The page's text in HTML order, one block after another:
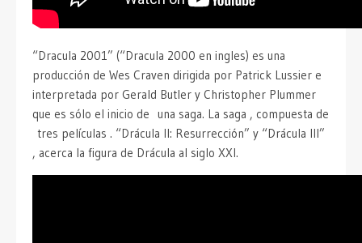
“Dracula 2001” (“Dracula 2000 en ingles) es una
producción de Wes Craven dirigida por Patrick Lussier e
interpretada por Gerald Butler y Christopher Plummer
que es sólo el inicio de una saga. La saga , compuesta de
tres películas . “Drácula II: Resurrección” y “Drácula III”
, acerca la figura de Drácula al siglo XXI.